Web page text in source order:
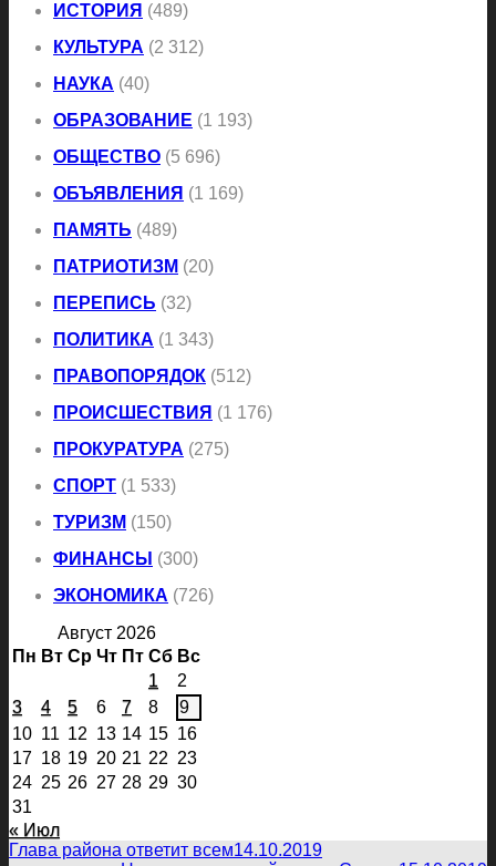
ИСТОРИЯ (489)
КУЛЬТУРА (2 312)
НАУКА (40)
ОБРАЗОВАНИЕ (1 193)
ОБЩЕСТВО (5 696)
ОБЪЯВЛЕНИЯ (1 169)
ПАМЯТЬ (489)
ПАТРИОТИЗМ (20)
ПЕРЕПИСЬ (32)
ПОЛИТИКА (1 343)
ПРАВОПОРЯДОК (512)
ПРОИСШЕСТВИЯ (1 176)
ПРОКУРАТУРА (275)
СПОРТ (1 533)
ТУРИЗМ (150)
ФИНАНСЫ (300)
ЭКОНОМИКА (726)
Август 2026
Пн Вт Ср Чт Пт Сб Вс
1
2
3
4 5 6 7 8
9
10 11 12 13 14 15 16
17 18 19 20 21 22 23
24 25 26 27 28 29 30
31
« Июл
Глава района ответит всем14.10.2019